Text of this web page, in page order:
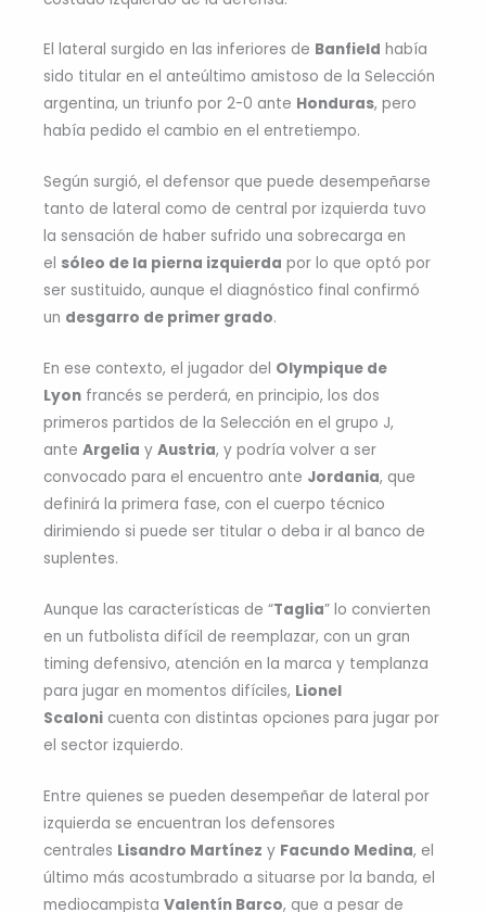
El lateral surgido en las inferiores de Banfield había
sido titular en el anteúltimo amistoso de la Selección
argentina, un triunfo por 2-0 ante Honduras, pero
había pedido el cambio en el entretiempo.
Según surgió, el defensor que puede desempeñarse
tanto de lateral como de central por izquierda tuvo
la sensación de haber sufrido una sobrecarga en
el sóleo de la pierna izquierda por lo que optó por
ser sustituido, aunque el diagnóstico final confirmó
un desgarro de primer grado.
En ese contexto, el jugador del Olympique de
Lyon francés se perderá, en principio, los dos
primeros partidos de la Selección en el grupo J,
ante Argelia y Austria, y podría volver a ser
convocado para el encuentro ante Jordania, que
definirá la primera fase, con el cuerpo técnico
dirimiendo si puede ser titular o deba ir al banco de
suplentes.
Aunque las características de “Taglia” lo convierten
en un futbolista difícil de reemplazar, con un gran
timing defensivo, atención en la marca y templanza
para jugar en momentos difíciles, Lionel
Scaloni cuenta con distintas opciones para jugar por
el sector izquierdo.
Entre quienes se pueden desempeñar de lateral por
izquierda se encuentran los defensores
centrales Lisandro Martínez y Facundo Medina, el
último más acostumbrado a situarse por la banda, el
mediocampista Valentín Barco, que a pesar de